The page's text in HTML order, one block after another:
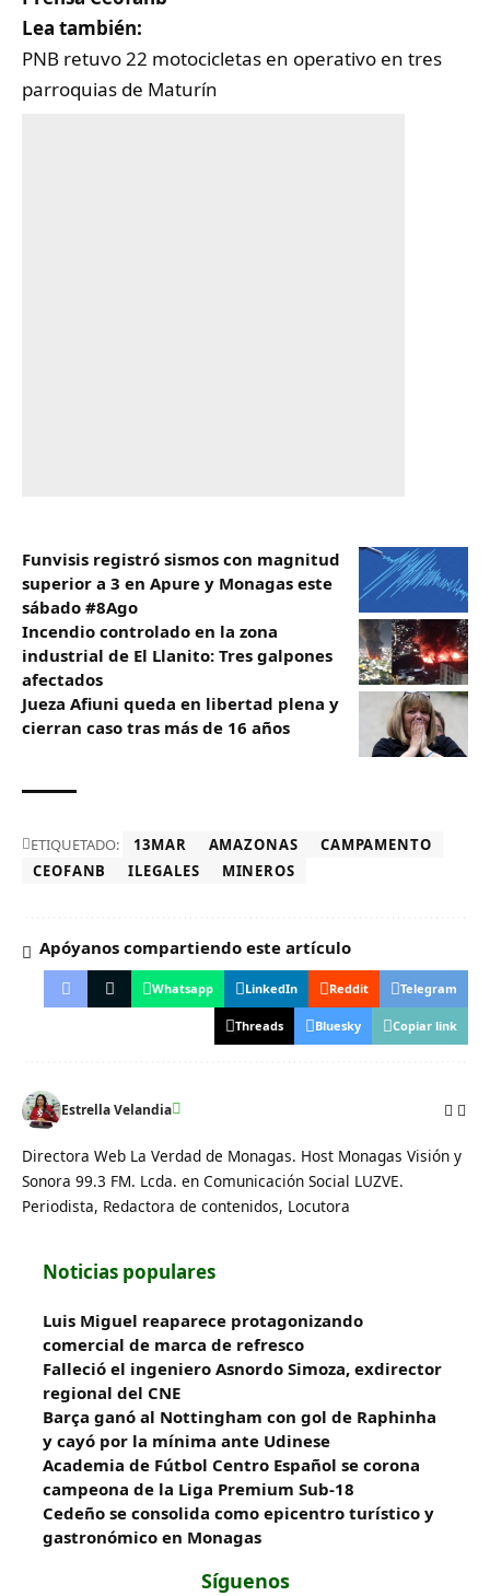
Lea también:
PNB retuvo 22 motocicletas en operativo en tres
parroquias de Maturín
Funvisis registró sismos con magnitud
superior a 3 en Apure y Monagas este
sábado #8Ago
Incendio controlado en la zona
industrial de El Llanito: Tres galpones
afectados
Jueza Afiuni queda en libertad plena y
cierran caso tras más de 16 años
ETIQUETADO: 13MAR AMAZONAS
CAMPAMENTO
CEOFANB
ILEGALES MINEROS
Apóyanos compartiendo este artículo
Whatsapp LinkedIn Reddit Telegram
Threads Bluesky Copiar link
Estrella Velandia
Directora Web La Verdad de Monagas. Host Monagas Visión y
Sonora 99.3 FM. Lcda. en Comunicación Social LUZVE.
Periodista, Redactora de contenidos, Locutora
Noticias populares
Luis Miguel reaparece protagonizando
comercial de marca de refresco
Falleció el ingeniero Asnordo Simoza, exdirector
regional del CNE
Barça ganó al Nottingham con gol de Raphinha
y cayó por la mínima ante Udinese
Academia de Fútbol Centro Español se corona
campeona de la Liga Premium Sub-18
Cedeño se consolida como epicentro turístico y
gastronómico en Monagas
Síguenos